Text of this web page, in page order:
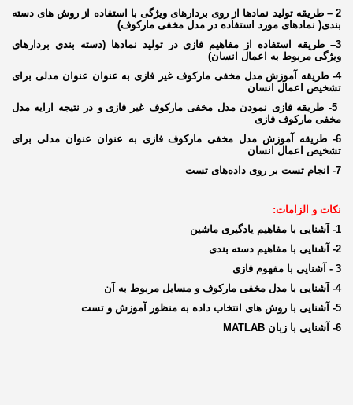
2 – طریقه تولید نمادها از روی
بردارهای ویژگی با استفاده از روش های دسته
بندی( نمادهای مورد استفاده در مدل مخفی مارکوف)
3– طریقه استفاده از مفاهیم
فازیدر تولید نمادها (دسته بندی بردارهای
ویژگی مربوط به اعمال انسان)
4- طریقه آموزش مدل مخفی
مارکوف غیر فازیبه عنوان عنوان مدلی برای
تشخیص اعمال انسان
5- طریقه
فازی نمودن مدل مخفیمارکوف غیرفازی و در نتیجه ارایه مدل
مخفی مارکوف فازی
6- طریقه آموزش مدل مخفی
مارکوف فازی به عنوان عنوان مدلی برای
تشخیص اعمال انسان
7- انجام تست بر روی داده‌های تست
نکات و الزامات:
1- آشنایی با مفاهیم یادگیری ماشین
2- آشنایی با مفاهیم دسته بندی
3 - آشنایی با مفهوم فازی
4- آشنایی با مدل مخفی مارکوف و مسایل مربوط به آن
5- آشنایی با روش های انتخاب داده به منظور آموزش و تست
6- آشنایی با زبان MATLAB